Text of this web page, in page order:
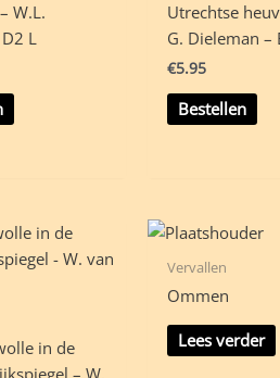
W.L.
L
Utrechtse
G. Dieleman –
€5.95
Bestellen
in de
Vervallen
Ommen
Lees verder